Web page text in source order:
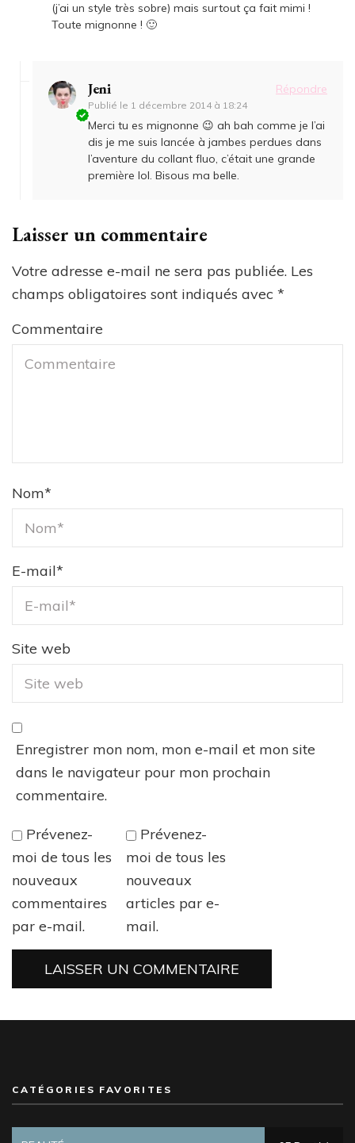
(j’ai un style très sobre) mais surtout ça fait mimi !
Toute mignonne ! 🙂
Jeni
Publié le 1 décembre 2014 à 18:24
Répondre
Merci tu es mignonne 😉 ah bah comme je l’ai
dis je me suis lancée à jambes perdues dans
l’aventure du collant fluo, c’était une grande
première lol. Bisous ma belle.
Laisser un commentaire
Votre adresse e-mail ne sera pas publiée. Les
champs obligatoires sont indiqués avec *
Commentaire
Nom*
E-mail*
Site web
Enregistrer mon nom, mon e-mail et mon site
dans le navigateur pour mon prochain
commentaire.
Prévenez-
moi de tous les
nouveaux
commentaires
par e-mail.
Prévenez-
moi de tous les
nouveaux
articles par e-
mail.
CATÉGORIES FAVORITES